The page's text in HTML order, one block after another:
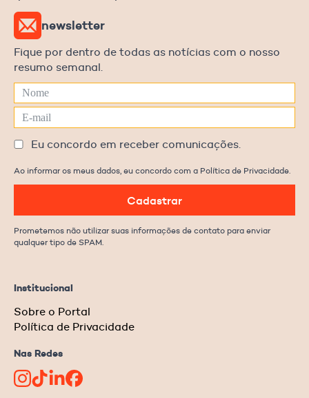
Institucional
Sobre o Portal
Política de Privacidade
Nas Redes
newsletter
Fique por dentro de todas as notícias com o nosso
resumo semanal.
Eu concordo em receber comunicações.
Ao informar os meus dados, eu concordo com a Política de Privacidade.
Cadastrar
Prometemos não utilizar suas informações de contato para enviar
qualquer tipo de SPAM.